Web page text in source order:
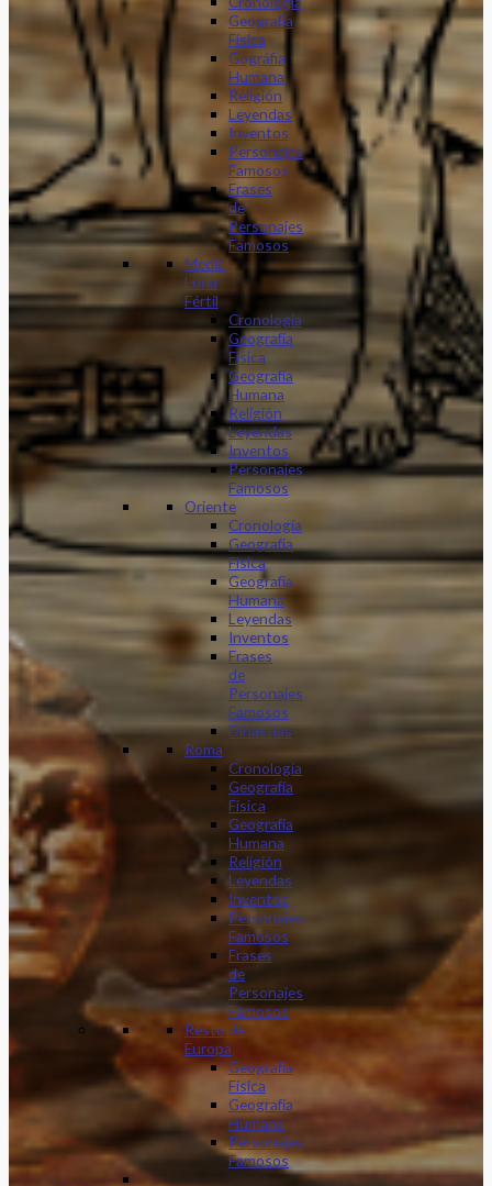
Geografía
Física
Gográfia
Humana
Religión
Leyendas
Inventos
Personajes
Famosos
Frases
de
Personajes
Famosos
Media
Luna
Fértil
Cronología
Geografía
Física
Geografía
Humana
Religión
Leyendas
Inventos
Personajes
Famosos
Oriente
Cronología
Geografía
Física
Geografía
Humana
Leyendas
Inventos
Frases
de
Personajes
Famosos
Dinastias
Roma
Cronología
Geografía
Física
Geografía
Humana
Religión
Leyendas
Inventos
Personajes
Famosos
Frases
de
Personajes
Famosos
Resto de
Europa
Geografía
Física
Geografía
Humana
Personajes
Famosos